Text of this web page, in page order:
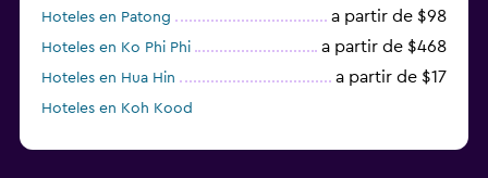
Hoteles en Patong a partir de $98
Hoteles en Ko Phi Phi a partir de $468
Hoteles en Hua Hin a partir de $17
Hoteles en Koh Kood